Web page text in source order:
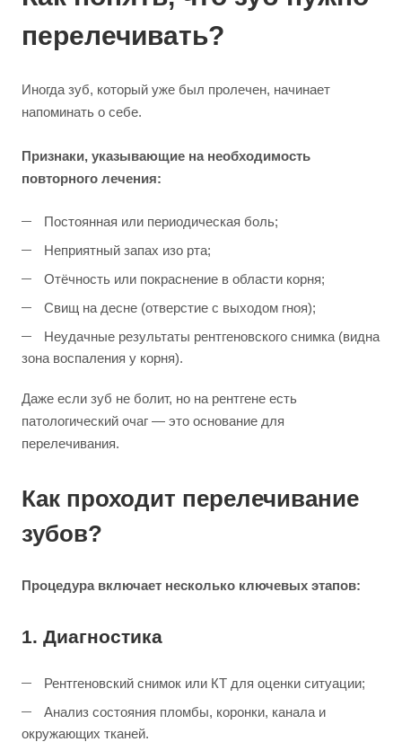
перелечивать?
Иногда зуб, который уже был пролечен, начинает
напоминать о себе.
Признаки, указывающие на необходимость
повторного лечения:
Постоянная или периодическая боль;
Неприятный запах изо рта;
Отёчность или покраснение в области корня;
Свищ на десне (отверстие с выходом гноя);
Неудачные результаты рентгеновского снимка (видна
зона воспаления у корня).
Даже если зуб не болит, но на рентгене есть
патологический очаг — это основание для
перелечивания.
Как проходит перелечивание
зубов?
Процедура включает несколько ключевых этапов:
1. Диагностика
Рентгеновский снимок или КТ для оценки ситуации;
Анализ состояния пломбы, коронки, канала и
окружающих тканей.